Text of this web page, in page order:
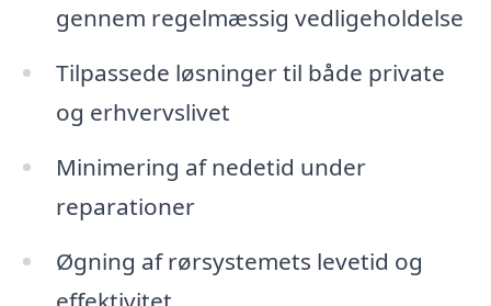
gennem regelmæssig vedligeholdelse
Tilpassede løsninger til både private
og erhvervslivet
Minimering af nedetid under
reparationer
Øgning af rørsystemets levetid og